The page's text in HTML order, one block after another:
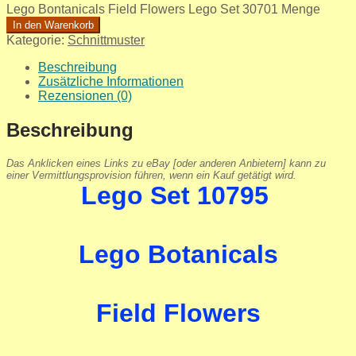
Lego Bontanicals Field Flowers Lego Set 30701 Menge
In den Warenkorb
Kategorie: Schnittmuster
Beschreibung
Zusätzliche Informationen
Rezensionen (0)
Beschreibung
Das Anklicken eines Links zu eBay [oder anderen Anbietern] kann zu
einer Vermittlungsprovision führen, wenn ein Kauf getätigt wird.
Lego Set 10795
Lego Botanicals
Field Flowers